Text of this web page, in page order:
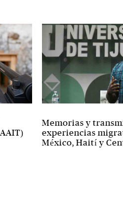
Memorias y
experiencias
México, Haití y